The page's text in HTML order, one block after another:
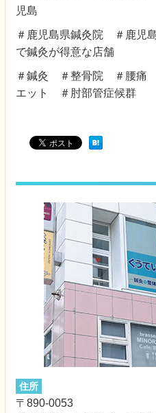
児島
＃鹿児島県鍼灸院 ＃鹿児
で鍼灸が得意な店舗
＃鍼灸 ＃整骨院 ＃腰痛
エット ＃肘部管症候群
住所
〒890-0053